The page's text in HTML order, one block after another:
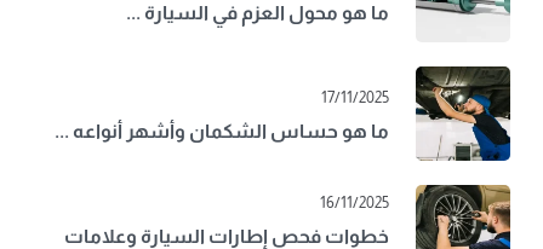
ما هو محول العزم في السيارة ...
17/11/2025
ما هو حساس الشكمان وأشهر أنواعه ...
16/11/2025
خطوات فحص إطارات السيارة وعلامات